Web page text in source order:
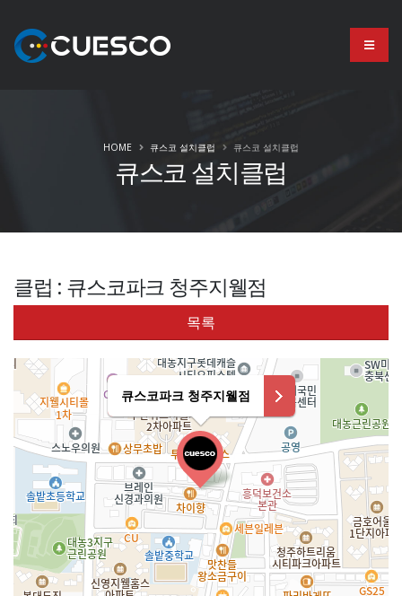
큐스코 설치클럽
HOME 큐스코 설치클럽 큐스코 설치클럽
클럽 : 큐스코파크 청주지웰점
목록
큐스코파크 청주지웰점